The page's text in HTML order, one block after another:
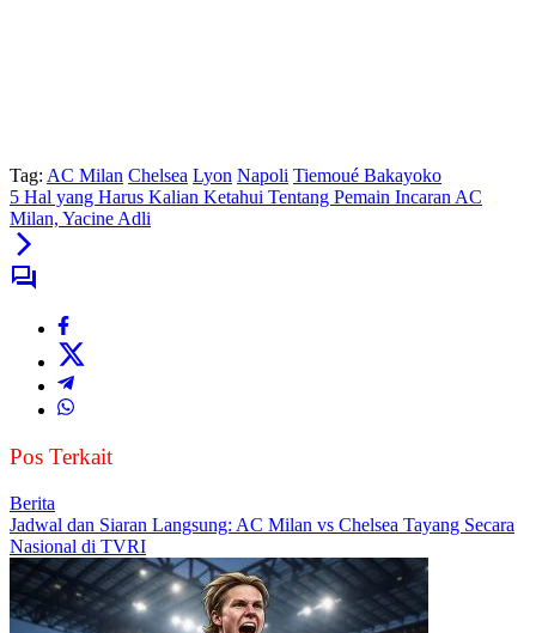
Tag: AC Milan Chelsea Lyon Napoli Tiemoué Bakayoko
5 Hal yang Harus Kalian Ketahui Tentang Pemain Incaran AC
Milan, Yacine Adli
Pos Terkait
Berita
Jadwal dan Siaran Langsung: AC Milan vs Chelsea Tayang Secara
Nasional di TVRI